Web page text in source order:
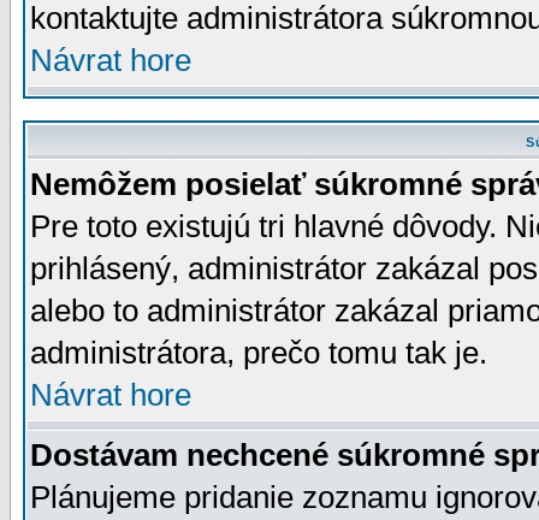
kontaktujte administrátora
Návrat hore
Nemôžem posielať súkromné
Pre toto existujú tri hlavné dôvody.
prihlásený, administrátor zakázal
alebo to administrátor zakázal
administrátora, prečo tomu tak je.
Návrat hore
Dostávam nechcené súkromné
Plánujeme pridanie zoznamu